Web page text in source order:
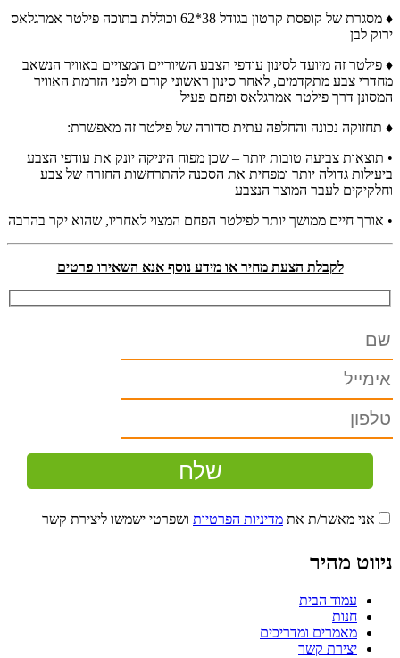
♦ מסגרת של קופסת קרטון בגודל 38*62 וכוללת בתוכה פילטר אמרגלאס
ירוק לבן
♦ פילטר זה מיועד לסינון עודפי הצבע השיוריים המצויים באוויר הנשאב
מחדרי צבע מתקדמים, לאחר סינון ראשוני קודם ולפני הזרמת האוויר
המסונן דרך פילטר אמרגלאס ופחם פעיל
♦ תחזוקה נכונה והחלפה עתית סדורה של פילטר זה מאפשרת:
• תוצאות צביעה טובות יותר – שכן מפוח היניקה יונק את עודפי הצבע
ביעילות גדולה יותר ומפחית את הסכנה להתרחשות החזרה של צבע
וחלקיקים לעבר המוצר הנצבע
• אורך חיים ממושך יותר לפילטר הפחם המצוי לאחריו, שהוא יקר בהרבה
לקבלת הצעת מחיר או מידע נוסף אנא השאירו פרטים
אני מאשר/ת את מדיניות הפרטיות ושפרטי ישמשו ליצירת קשר
ניווט מהיר
עמוד הבית
חנות
מאמרים ומדריכים
יצירת קשר